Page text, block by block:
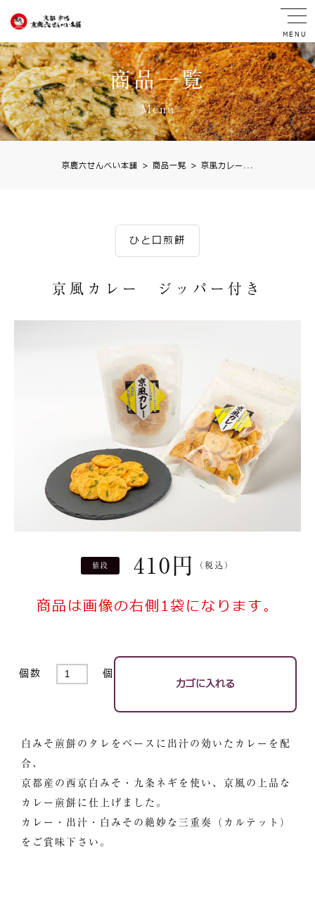
MENU
商品一覧
Menu
京鹿六せんべい本舗 > 商品一覧 > 京風カレー...
ひと口煎餅
京風カレー ジッパー付き
値段 410 円 （税込）
商品は画像の右側1袋になります。
個数 個
白みそ煎餅のタレをベースに出汁の効いたカレーを配
合、
京都産の西京白みそ・九条ネギを使い、京風の上品な
カレー煎餅に仕上げました。
カレー・出汁・白みその絶妙な三重奏（カルテット）
をご賞味下さい。